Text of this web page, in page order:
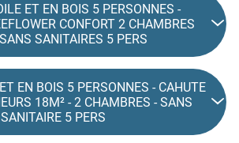
ET EN BOIS 5 PERSONNES -
CONFORT 2 CHAMBRES
SANITAIRES 5 PERS
EN BOIS 5 PERSONNES - CAHUTE
18M² - 2 CHAMBRES - SANS
SANITAIRE 5 PERS